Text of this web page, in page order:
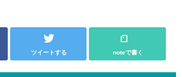
ツイートする noteで書く